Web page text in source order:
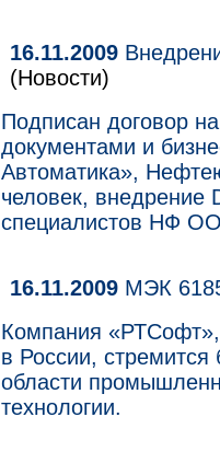
16.11.2009
(Новости)
Подписан договор
документами и
Автоматика»,
человек, внедрение
специалистов НФ
16.11.2009 МЭК
Компания «РТСофт»,
в России, стремится
области
технологии.